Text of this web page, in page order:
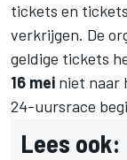
tickets en
verkrijgen. De
geldige tickets
16 mei niet naar
24-uursrace
Lees ook: